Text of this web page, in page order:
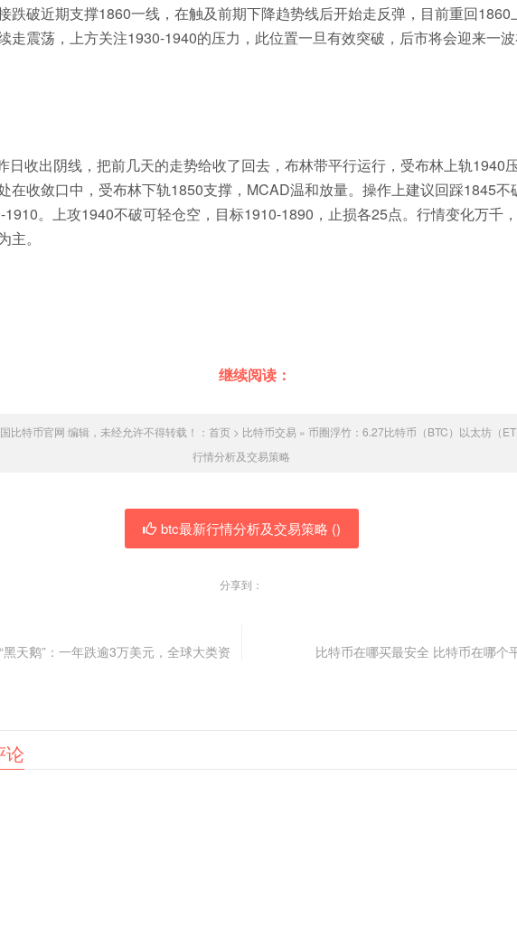
跌破近期支撑1860一线，在触及前期下降趋势线后开始走反弹，目前重回1860
走震荡，上方关注1930-1940的压力，此位置一旦有效突破，后市将会迎来一
日收出阴线，把前几天的走势给收了回去，布林带平行运行，受布林上轨1940
在收敛口中，受布林下轨1850支撑，MCAD温和放量。操作上建议回踩1845不
1910。上攻1940不破可轻仓空，目标1910-1890，止损各25点。行情变化万千
主。
继续阅读：
比特币官网 编辑，未经允许不得转载！： 首页> 比特币交易 » 币圈浮竹：6.27比特币（BTC）以太坊（
行情分析及交易策略
btc最新行情分析及交易策略 ()
分享到：
黑天鹅”：一年跌逾3万美元，全球大类资
比特币在哪买最安全 比特币在哪个
论